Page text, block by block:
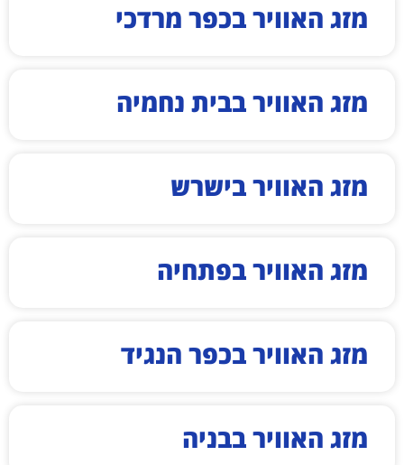
מזג האוויר בכפר מרדכי
מזג האוויר בבית נחמיה
מזג האוויר בישרש
מזג האוויר בפתחיה
מזג האוויר בכפר הנגיד
מזג האוויר בבניה